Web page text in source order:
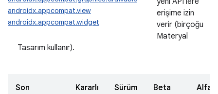
androidx.appcompat.view
androidx.appcompat.widget
erişime izin
verir (birçoğu
Materyal
Tasarım kullanır).
Son
Kararlı
Sürüm
Beta
Alfa